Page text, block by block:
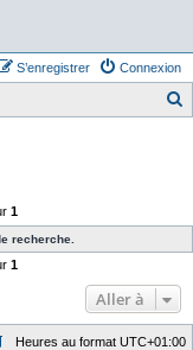
Connexion
S’enregistrer
e
1
recherche.
1
Aller à
Heures au format UTC+01:00